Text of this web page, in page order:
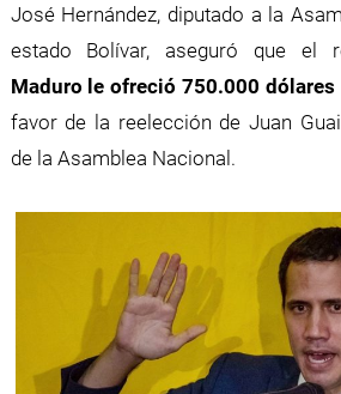
José Hernández, diputado a la
estado Bolívar, aseguró que el
Maduro le ofreció 750.000 dólares
favor de la reelección de Juan
de la Asamblea Nacional.